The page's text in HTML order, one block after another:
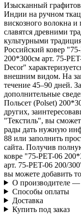
Изысканный
Индии на ручном
вискозного волокна и
славятся древними
культурными
Российский ковер
200*300см арт. 75-
Decor"
внешним видом. На
течение 45–90 дней.
дополнительные
Польсет (Polset)
других,
"Текстиль", вы
рады дать нужную
88 или заполнить
сайта. Получив
ковре "75-PET-06
арт. 75-PET-06 200/
вы можете добавить
О производителе —
Способы оплаты
Доставка
Купить под заказ